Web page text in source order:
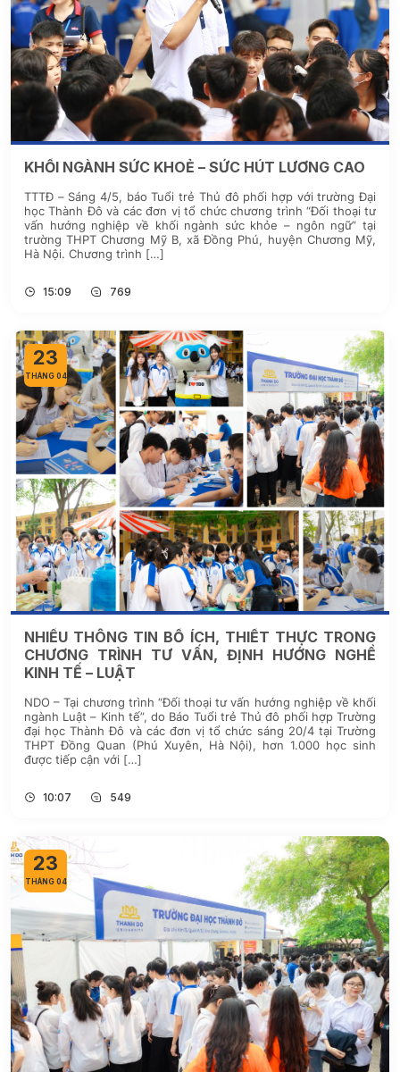
KHỐI NGÀNH SỨC KHOẺ – SỨC HÚT LƯƠNG CAO
TTTĐ – Sáng 4/5, báo Tuổi trẻ Thủ đô phối hợp với trường Đại
học Thành Đô và các đơn vị tổ chức chương trình “Đối thoại tư
vấn hướng nghiệp về khối ngành sức khỏe – ngôn ngữ” tại
trường THPT Chương Mỹ B, xã Đồng Phú, huyện Chương Mỹ,
Hà Nội. Chương trình […]
15:09 769
23
THÁNG 04
NHIỀU THÔNG TIN BỔ ÍCH, THIẾT THỰC TRONG
CHƯƠNG TRÌNH TƯ VẤN, ĐỊNH HƯỚNG NGHỀ
KINH TẾ – LUẬT
NDO – Tại chương trình “Đối thoại tư vấn hướng nghiệp về khối
ngành Luật – Kinh tế”, do Báo Tuổi trẻ Thủ đô phối hợp Trường
đại học Thành Đô và các đơn vị tổ chức sáng 20/4 tại Trường
THPT Đồng Quan (Phú Xuyên, Hà Nội), hơn 1.000 học sinh
được tiếp cận với […]
10:07 549
23
THÁNG 04